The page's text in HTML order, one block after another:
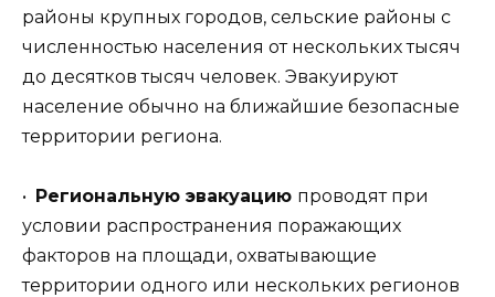
районы крупных городов, сельские районы с
численностью населения от нескольких тысяч
до десятков тысяч человек. Эвакуируют
население обычно на ближайшие безопасные
территории региона.
• Региональную эвакуацию проводят при
условии распространения поражающих
факторов на площади, охватывающие
территории одного или нескольких регионов